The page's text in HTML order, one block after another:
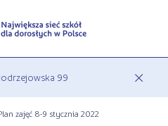
99
zajęć 8-9 stycznia 2022